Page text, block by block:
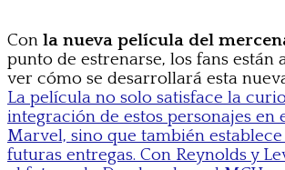
Con la nueva película del
punto de estrenarse, los fans están
ver cómo se desarrollará esta
La película no solo satisface la
integración de estos personajes en
Marvel, sino que también
futuras entregas. Con Reynolds y